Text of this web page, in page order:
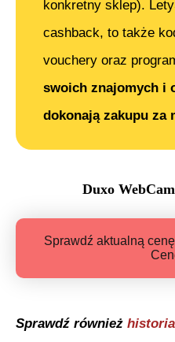
konkretny sklep).
cashback, to także
vouchery oraz
swoich znajomych i
dokonają zakupu za
Duxo
Sprawdź aktualną
Sprawdź również